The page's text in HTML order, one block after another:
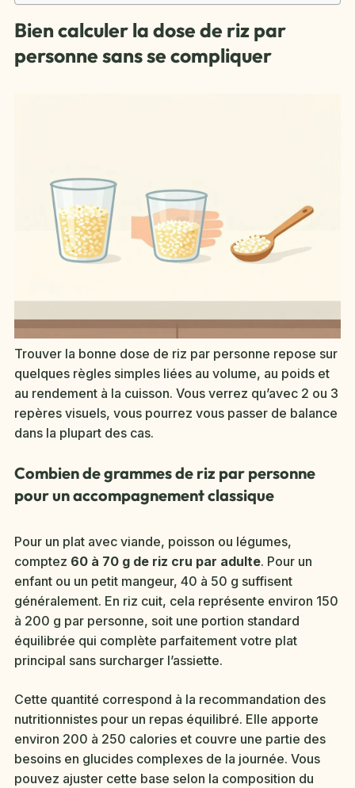
Bien calculer la dose de riz par
personne sans se compliquer
Trouver la bonne dose de riz par personne repose sur
quelques règles simples liées au volume, au poids et
au rendement à la cuisson. Vous verrez qu’avec 2 ou 3
repères visuels, vous pourrez vous passer de balance
dans la plupart des cas.
Combien de grammes de riz par personne
pour un accompagnement classique
Pour un plat avec viande, poisson ou légumes,
comptez 60 à 70 g de riz cru par adulte. Pour un
enfant ou un petit mangeur, 40 à 50 g suffisent
généralement. En riz cuit, cela représente environ 150
à 200 g par personne, soit une portion standard
équilibrée qui complète parfaitement votre plat
principal sans surcharger l’assiette.
Cette quantité correspond à la recommandation des
nutritionnistes pour un repas équilibré. Elle apporte
environ 200 à 250 calories et couvre une partie des
besoins en glucides complexes de la journée. Vous
pouvez ajuster cette base selon la composition du